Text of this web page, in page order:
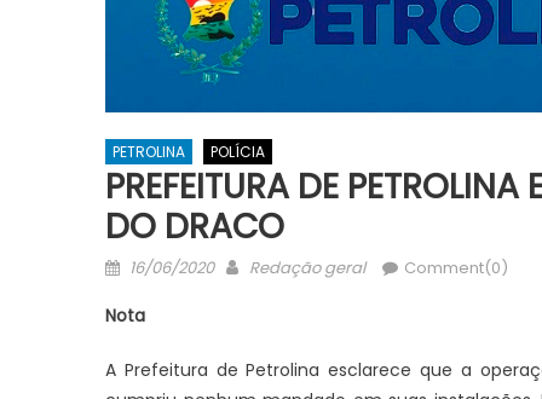
PETROLINA POLÍCIA
PREFEITURA DE
DO DRACO
Posted
16/06/2020 Author
Redação geral Comment(0)
Nota
A Prefeitura de Petrolina esclarece que a